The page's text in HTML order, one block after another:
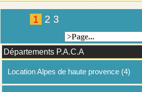
1 2 3
Départements P.A.C.A
Location Alpes de haute provence (4)